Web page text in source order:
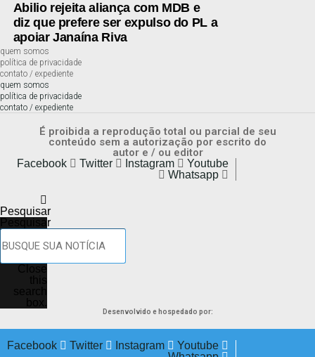
Abilio rejeita aliança com MDB e
diz que prefere ser expulso do PL a
apoiar Janaína Riva
quem somos
política de privacidade
contato / expediente
quem somos
política de privacidade
contato / expediente
É proibida a reprodução total ou parcial de seu
conteúdo sem a autorização por escrito do
autor e / ou editor
Facebook Twitter Instagram
Youtube
Whatsapp
Pesquisar
Pesquisar
Desenvolvido e hospedado por:
Facebook Twitter Instagram
Youtube